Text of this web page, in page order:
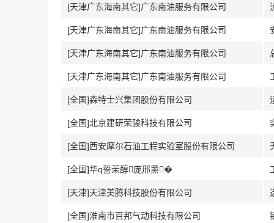
[天津广东海南其它]广东南油服务有限公司
[天津广东海南其它]广东南油服务有限公司
[天津广东海南其它]广东南油服务有限公司
[天津广东海南其它]广东南油服务有限公司
[全国]森特士兴集团股份有限公司
[全国]北京建研荣骏科技有限公司
[全国]西安摩尔石油工程实验室股份有限公司
[全国]华q誓茉醇庞邢薰�
[天津]天津美腾科技股份有限公司
[全国]淮南市百邦气动科技有限公司